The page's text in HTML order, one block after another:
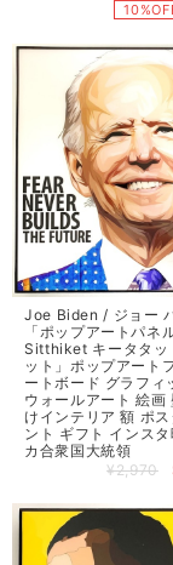
Joe Biden / ジョー
「ポップアートパ
Sitthiket キータタッ
ット」ポップアート
ートボード グラフィ
ウォールアート 絵画
けインテリア 額 ポ
ント ギフト インスタ
カ合衆国大統領
¥2,970